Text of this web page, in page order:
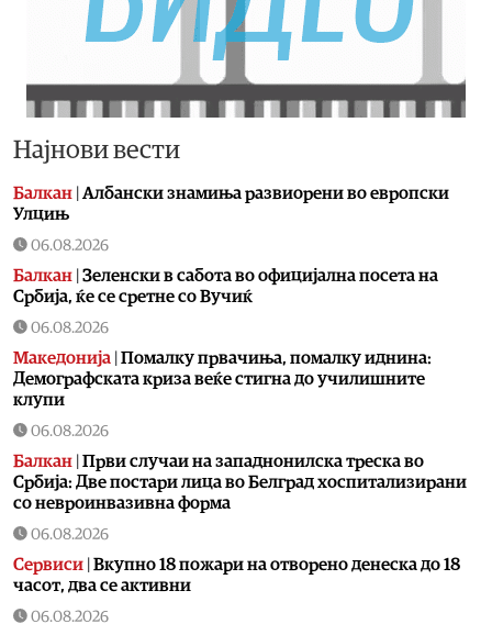
Најнови вести
Балкан Албански знамиња развиорени во европски
Улцињ
06.08.2026
Балкан Зеленски в сабота во официјална посета на
Србија, ќе се сретне со Вучиќ
06.08.2026
Македонија Помалку првачиња, помалку иднина:
Демографската криза веќе стигна до училишните
клупи
06.08.2026
Балкан Први случаи на западнонилска треска во
Србија: Две постари лица во Белград хоспитализирани
со невроинвазивна форма
06.08.2026
Сервиси Вкупно 18 пожари на отворено денеска до 18
часот, два се активни
06.08.2026